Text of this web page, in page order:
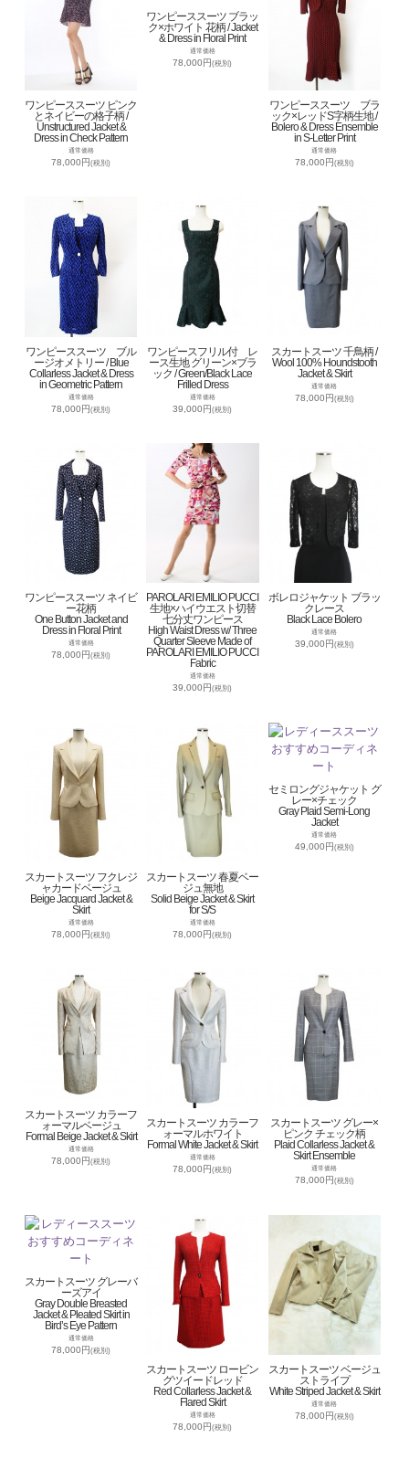
ワンピーススーツ ピンク
とネイビーの格子柄 /
Unstructured Jacket &
Dress in Check Pattern
通常価格
78,000円(税別)
ワンピーススーツ ブラッ
ク×ホワイト 花柄 / Jacket
& Dress in Floral Print
通常価格
78,000円(税別)
ワンピーススーツ ブラ
ック×レッドS字柄生地 /
Bolero & Dress Ensemble
in S-Letter Print
通常価格
78,000円(税別)
ワンピーススーツ ブル
ージオメトリー / Blue
Collarless Jacket & Dress
in Geometric Pattern
通常価格
78,000円(税別)
ワンピースフリル付 レ
ース生地 グリーン×ブラ
ック / Green/Black Lace
Frilled Dress
通常価格
39,000円(税別)
スカートスーツ 千鳥柄 /
Wool 100% Houndstooth
Jacket & Skirt
通常価格
78,000円(税別)
ワンピーススーツ ネイビ
ー花柄
One Button Jacket and
Dress in Floral Print
通常価格
78,000円(税別)
PAROLARI EMILIO PUCCI
生地×ハイウエスト切替
七分丈ワンピース
High Waist Dress w/ Three
Quarter Sleeve Made of
PAROLARI EMILIO PUCCI
Fabric
通常価格
39,000円(税別)
ボレロジャケット ブラッ
クレース
Black Lace Bolero
通常価格
39,000円(税別)
スカートスーツ フクレジ
ャカードベージュ
Beige Jacquard Jacket &
Skirt
通常価格
78,000円(税別)
スカートスーツ 春夏ベー
ジュ無地
Solid Beige Jacket & Skirt
for S/S
通常価格
78,000円(税別)
セミロングジャケット グ
レー×チェック
Gray Plaid Semi-Long
Jacket
通常価格
49,000円(税別)
スカートスーツ カラーフ
ォーマルベージュ
Formal Beige Jacket & Skirt
通常価格
78,000円(税別)
スカートスーツ カラーフ
ォーマルホワイト
Formal White Jacket & Skirt
通常価格
78,000円(税別)
スカートスーツ グレー×
ピンク チェック柄
Plaid Collarless Jacket &
Skirt Ensemble
通常価格
78,000円(税別)
スカートスーツ グレーバ
ーズアイ
Gray Double Breasted
Jacket & Pleated Skirt in
Bird’s Eye Pattern
通常価格
78,000円(税別)
スカートスーツ ロービン
グツイードレッド
Red Collarless Jacket &
Flared Skirt
通常価格
78,000円(税別)
スカートスーツ ベージュ
ストライプ
White Striped Jacket & Skirt
通常価格
78,000円(税別)